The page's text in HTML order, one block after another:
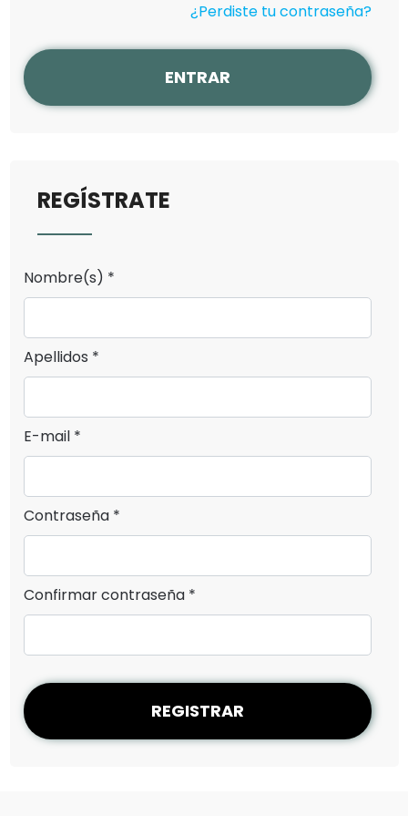
¿Perdiste tu contraseña?
ENTRAR
REGÍSTRATE
Nombre(s) *
Apellidos *
E-mail *
Contraseña *
Confirmar contraseña *
REGISTRAR